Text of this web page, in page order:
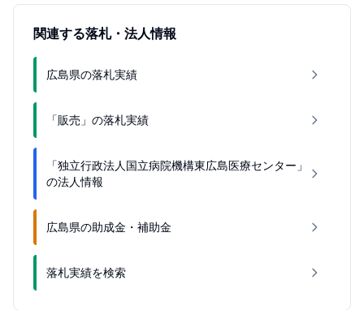
関連する落札・法人情報
広島県の落札実績
「販売」の落札実績
「独立行政法人国立病院機構東広島医療センター」
の法人情報
広島県の助成金・補助金
落札実績を検索